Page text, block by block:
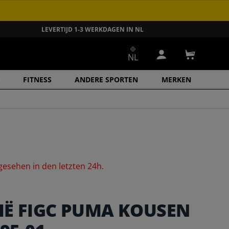
LEVERTIJD 1-3 WERKDAGEN IN NL
FITNESS ANDERE SPORTEN MERKEN
NL Inloggen
in den letzten24h.
FIGC PUMA KOUSEN